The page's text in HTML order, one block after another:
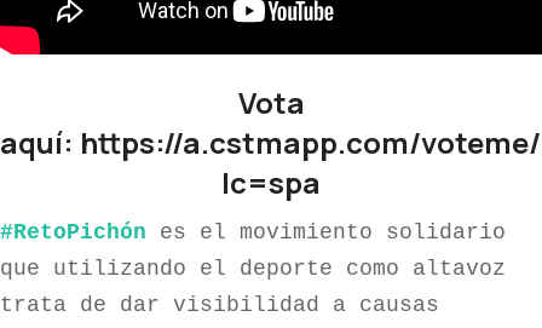
Vota
aquí: https://a.cstmapp.com/voteme/
lc=spa
#RetoPichón es el movimiento solidario
que utilizando el deporte como altavoz
trata de dar visibilidad a causas